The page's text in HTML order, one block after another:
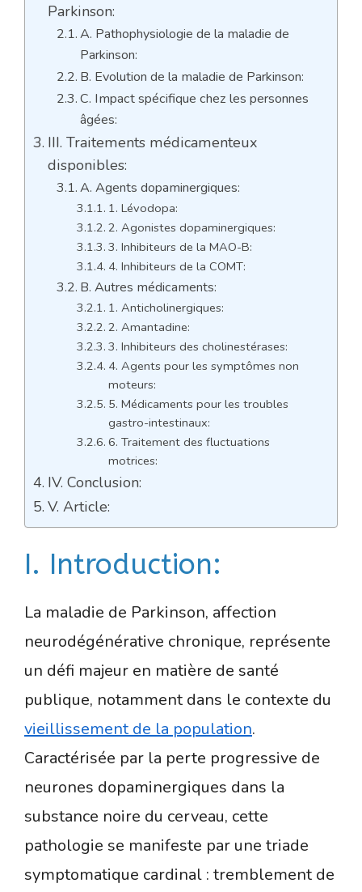
Parkinson:
A. Pathophysiologie de la maladie de
Parkinson:
B. Evolution de la maladie de Parkinson:
C. Impact spécifique chez les personnes
âgées:
III. Traitements médicamenteux
disponibles:
A. Agents dopaminergiques:
1. Lévodopa:
2. Agonistes dopaminergiques:
3. Inhibiteurs de la MAO-B:
4. Inhibiteurs de la COMT:
B. Autres médicaments:
1. Anticholinergiques:
2. Amantadine:
3. Inhibiteurs des cholinestérases:
4. Agents pour les symptômes non
moteurs:
5. Médicaments pour les troubles
gastro-intestinaux:
6. Traitement des fluctuations
motrices:
IV. Conclusion:
V. Article:
I. Introduction:
La maladie de Parkinson, affection
neurodégénérative chronique, représente
un défi majeur en matière de santé
publique, notamment dans le contexte du
vieillissement de la population.
Caractérisée par la perte progressive de
neurones dopaminergiques dans la
substance noire du cerveau, cette
pathologie se manifeste par une triade
symptomatique cardinal : tremblement de